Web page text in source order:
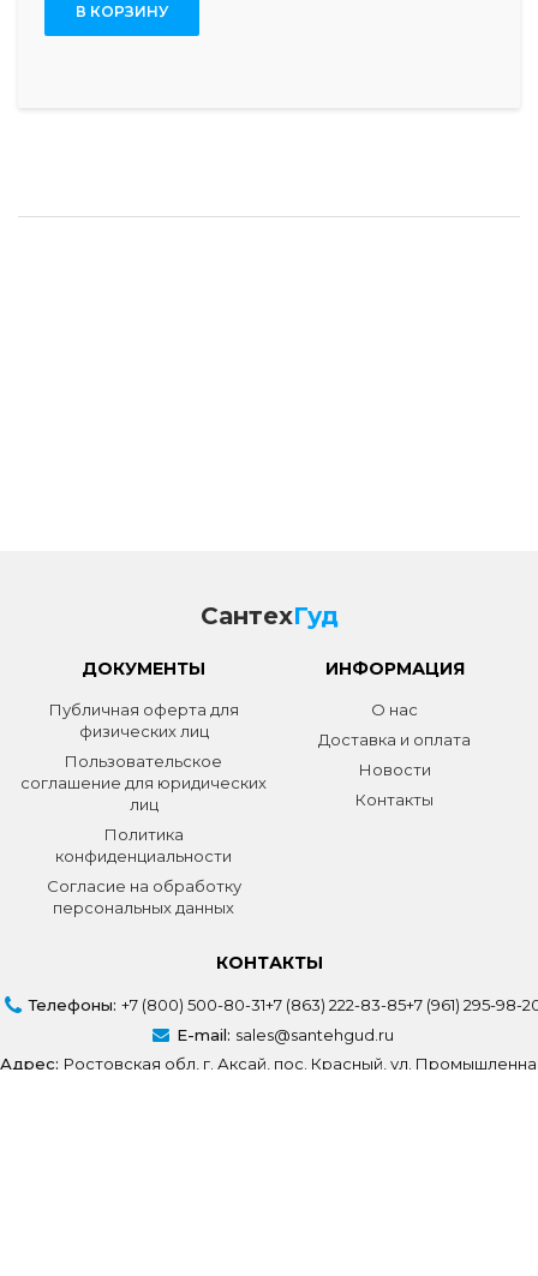
В КОРЗИНУ
СантехГуд
ДОКУМЕНТЫ
Публичная оферта для
физических лиц
Пользовательское
соглашение для юридических
лиц
Политика
конфиденциальности
Согласие на обработку
персональных данных
ИНФОРМАЦИЯ
О нас
Доставка и оплата
Новости
Контакты
КОНТАКТЫ
Телефоны: +7 (800) 500-80-31+7 (863) 222-83-85+7 (961) 295-98-
E-mail: sales@santehgud.ru
Адрес: Ростовская обл, г. Аксай, пос. Красный, ул.